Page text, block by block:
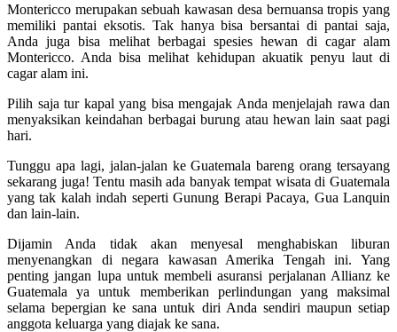
Montericco merupakan sebuah kawasan desa bernuansa tropis yang
memiliki pantai eksotis. Tak hanya bisa bersantai di pantai saja,
Anda juga bisa melihat berbagai spesies hewan di cagar alam
Montericco. Anda bisa melihat kehidupan akuatik penyu laut di
cagar alam ini.
Pilih saja tur kapal yang bisa mengajak Anda menjelajah rawa dan
menyaksikan keindahan berbagai burung atau hewan lain saat pagi
hari.
Tunggu apa lagi, jalan-jalan ke Guatemala bareng orang tersayang
sekarang juga! Tentu masih ada banyak tempat wisata di Guatemala
yang tak kalah indah seperti Gunung Berapi Pacaya, Gua Lanquin
dan lain-lain.
Dijamin Anda tidak akan menyesal menghabiskan liburan
menyenangkan di negara kawasan Amerika Tengah ini. Yang
penting jangan lupa untuk membeli asuransi perjalanan Allianz ke
Guatemala ya untuk memberikan perlindungan yang maksimal
selama bepergian ke sana untuk diri Anda sendiri maupun setiap
anggota keluarga yang diajak ke sana.